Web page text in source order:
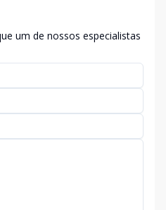
um de nossos especialistas